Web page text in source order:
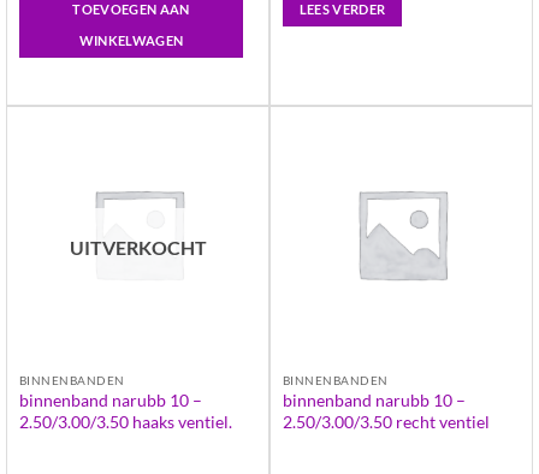
TOEVOEGEN AAN
WINKELWAGEN
LEES VERDER
UITVERKOCHT
BINNENBANDEN
binnenband narubb 10 –
2.50/3.00/3.50 haaks ventiel.
BINNENBANDEN
binnenband narubb 10 –
2.50/3.00/3.50 recht ventiel